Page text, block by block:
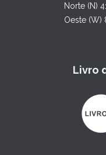
Norte (N)
Oeste (W)
Livro